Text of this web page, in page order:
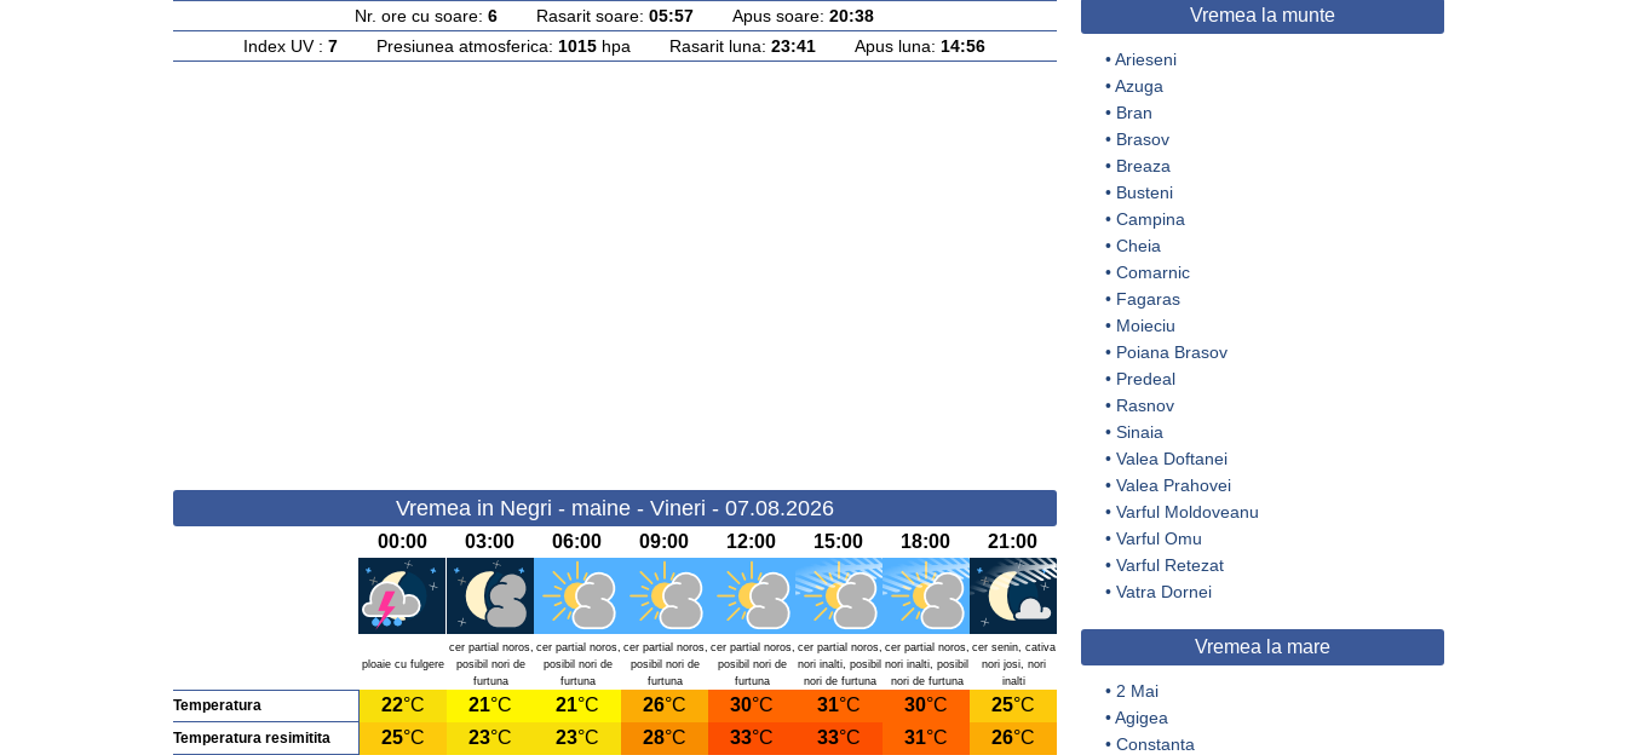
Nr. ore cu soare: 6 Rasarit soare: 05:57 Apus soare: 20:38
Index UV : 7 Presiunea atmosferica: 1015 hpa Rasarit luna: 23:41 Apus luna: 14:56
Vremea in Negri - maine - Vineri - 07.08.2026
00:00 03:00 06:00 09:00 12:00 15:00 18:00 21:00
ploaie cu fulgere
cer partial noros,
posibil nori de
furtuna
cer partial noros,
posibil nori de
furtuna
cer partial noros,
posibil nori de
furtuna
cer partial noros,
posibil nori de
furtuna
cer partial noros,
nori inalti, posibil
nori de furtuna
cer partial noros,
nori inalti, posibil
nori de furtuna
cer senin, cativa
nori josi, nori
inalti
Temperatura 22°C 21°C 21°C 26°C 30°C 31°C 30°C 25°C
Temperatura resimitita 25°C 23°C 23°C 28°C 33°C 33°C 31°C 26°C
Vremea la munte
•Arieseni
•Azuga
• Bran
• Brasov
• Breaza
• Busteni
• Campina
• Cheia
• Comarnic
• Fagaras
• Moieciu
• Poiana Brasov
• Predeal
• Rasnov
• Sinaia
• Valea Doftanei
• Valea Prahovei
• Varful Moldoveanu
• Varful Omu
• Varful Retezat
• Vatra Dornei
Vremea la mare
• 2 Mai
•Agigea
• Constanta